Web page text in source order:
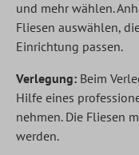
und mehr wählen.
Fliesen auswählen,
Einrichtung passen.
Verlegung: Beim
Hilfe eines
nehmen. Die Fliesen
werden.